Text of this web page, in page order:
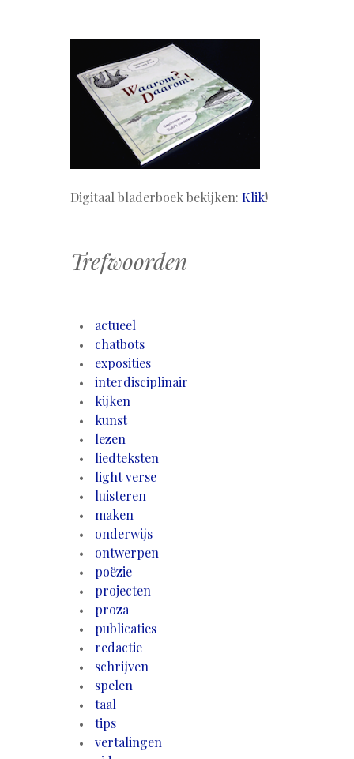
Digitaal bladerboek bekijken: Klik!
Trefwoorden
actueel
chatbots
exposities
interdisciplinair
kijken
kunst
lezen
liedteksten
light verse
luisteren
maken
onderwijs
ontwerpen
poëzie
projecten
proza
publicaties
redactie
schrijven
spelen
taal
tips
vertalingen